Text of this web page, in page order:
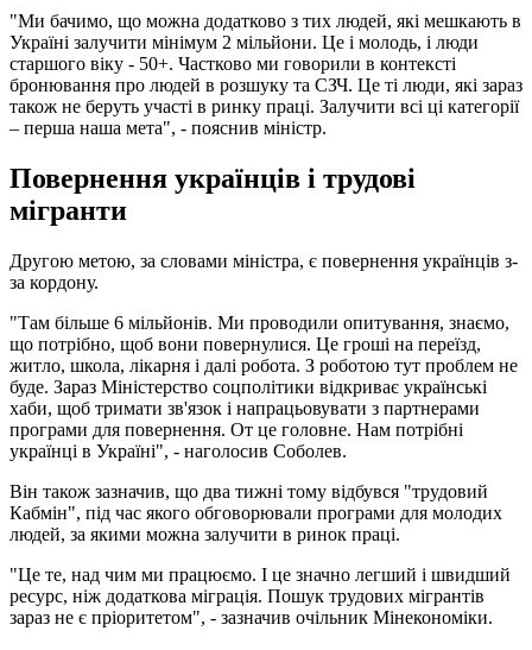
"Ми бачимо, що можна додатково з тих людей, які мешкають в
Україні залучити мінімум 2 мільйони. Це і молодь, і люди
старшого віку - 50+. Частково ми говорили в контексті
бронювання про людей в розшуку та СЗЧ. Це ті люди, які зараз
також не беруть участі в ринку праці. Залучити всі ці категорії
– перша наша мета", - пояснив міністр.
Повернення українців і трудові
мігранти
Другою метою, за словами міністра, є повернення українців з-
за кордону.
"Там більше 6 мільйонів. Ми проводили опитування, знаємо,
що потрібно, щоб вони повернулися. Це гроші на переїзд,
житло, школа, лікарня і далі робота. З роботою тут проблем не
буде. Зараз Міністерство соцполітики відкриває українські
хаби, щоб тримати зв'язок і напрацьовувати з партнерами
програми для повернення. От це головне. Нам потрібні
українці в Україні", - наголосив Соболев.
Він також зазначив, що два тижні тому відбувся "трудовий
Кабмін", під час якого обговорювали програми для молодих
людей, за якими можна залучити в ринок праці.
"Це те, над чим ми працюємо. І це значно легший і швидший
ресурс, ніж додаткова міграція. Пошук трудових мігрантів
зараз не є пріоритетом", - зазначив очільник Мінекономіки.